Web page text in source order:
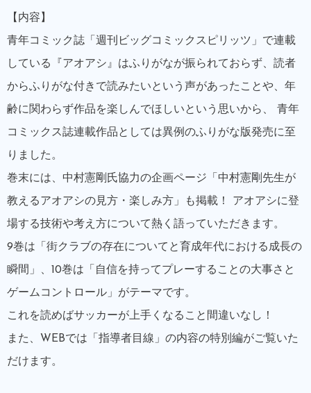
【内容】
青年コミック誌「週刊ビッグコミックスピリッツ」で連載
している『アオアシ』はふりがなが振られておらず、読者
からふりがな付きで読みたいという声があったことや、年
齢に関わらず作品を楽しんでほしいという思いから、 青年
コミックス誌連載作品としては異例のふりがな版発売に至
りました。
巻末には、中村憲剛氏協力の企画ページ「中村憲剛先生が
教えるアオアシの見方・楽しみ方」も掲載！ アオアシに登
場する技術や考え方について熱く語っていただきます。
9巻は「街クラブの存在についてと育成年代における成長の
瞬間」、10巻は「自信を持ってプレーすることの大事さと
ゲームコントロール」がテーマです。
これを読めばサッカーが上手くなること間違いなし！
また、WEBでは「指導者目線」の内容の特別編がご覧いた
だけます。